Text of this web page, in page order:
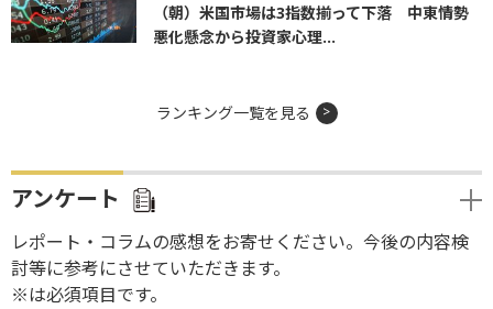
（朝）米国市場は3指数揃って下落 中東情勢
悪化懸念から投資家心理...
ランキング一覧を見る
アンケート
レポート・コラムの感想をお寄せください。今後の内容検
討等に参考にさせていただきます。
※は必須項目です。